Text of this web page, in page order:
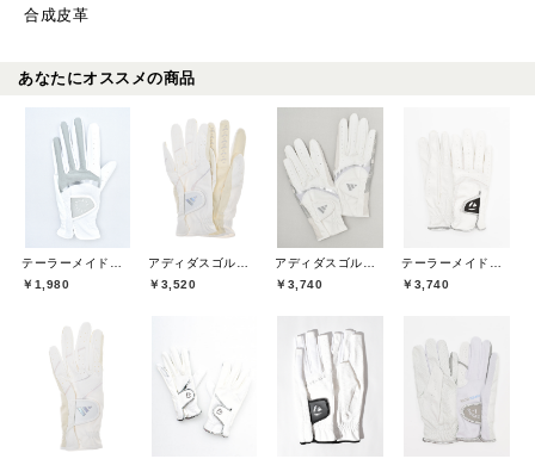
合成皮革
あなたにオススメの商品
￥1,980
￥3,520
￥3,740
￥3,740